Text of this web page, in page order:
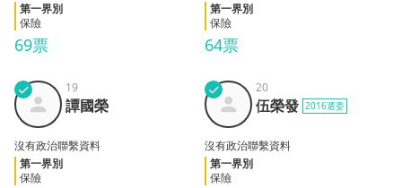
69票
第一界別
保險
64票
第一界別
保險
譚國
榮
✓ 19
譚國榮
沒有政治聯繫資料
第一界別
保險
伍榮
發
✓ 20
伍榮發 2016選委
沒有政治聯繫資料
第一界別
保險